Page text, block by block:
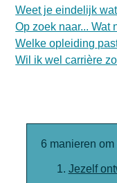
Weet je eindelijk
Op zoek naar... Wat
Welke opleiding
Wil ik wel carrière
6 manieren
Jezelf